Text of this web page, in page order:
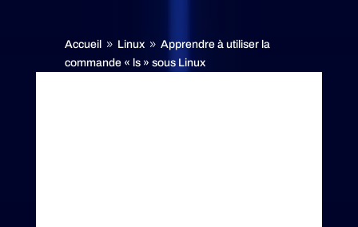
Accueil 9 Linux 9 Apprendre à utiliser la
commande « ls » sous Linux